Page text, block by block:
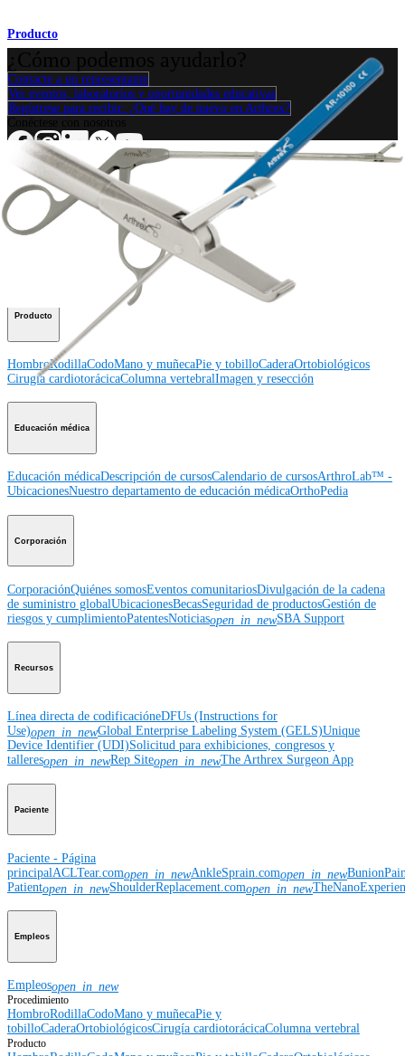
Producto
Contacte a un representante
Ver eventos, laboratorios y oportunidades educativas
Regístrese para recibir: ¿Qué hay de nuevo en Arthrex?
Procedimiento
Mano y muñeca
Pie y
OrtobiológicosCirugía cardiotorácica
Producto
HombroRodillaCodoMano y muñecaPie y tobilloCaderaOrtobiológicos
Cirugía cardiotorácicaColumna vertebralImagen y resección
Educación médica
Educación médicaDescripción de cursosCalendario de cursosArthroLab™ -
UbicacionesNuestro departamento de educación médicaOrthoPedia
Corporación
CorporaciónQuiénes somosEventos comunitariosDivulgación de la cadena
de suministro globalUbicacionesBecasSeguridad de productosGestión de
riesgos y cumplimientoPatentesNoticiasopen_in_newSBA Support
Recursos
Línea directa de codificacióneDFUs (Instructions for
Use)open_in_newGlobal Enterprise Labeling System (GELS)Unique
Device Identifier (UDI)Solicitud para exhibiciones, congresos y
talleresopen_in_newRep Siteopen_in_newThe Arthrex Surgeon App
Paciente
Paciente - Página
principal ACLTear.comopen_in_newAnkleSprain.comopen_in_new
Patientopen_in_newShoulderReplacement.comopen_in_new
Empleos
Empleosopen_in_new
Procedimiento
HombroRodillaCodoMano y muñecaPie y
tobilloCaderaOrtobiológicosCirugía cardiotorácicaColumna vertebral
Producto